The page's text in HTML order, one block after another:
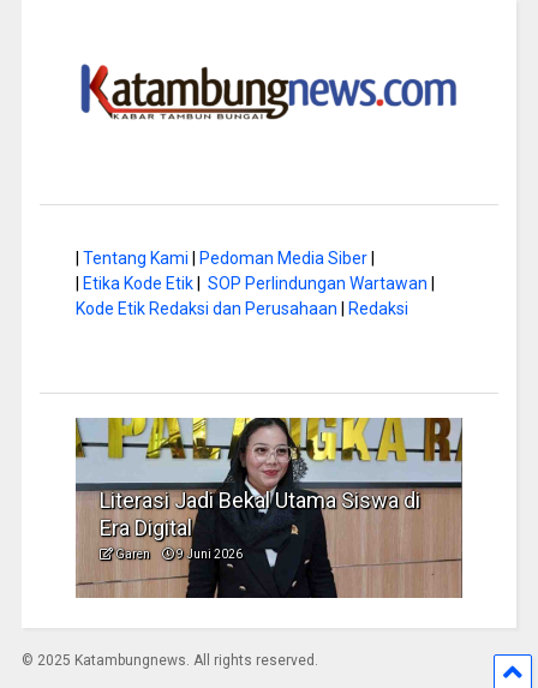
Tentang Kami Pedoman Media Siber|
Etika Kode Etik| SOP Perlindungan Wartawan
Kode Etik Redaksi dan Perusahaan
Redaksi
Literasi Jadi Bekal Utama Siswa di
Era Digital
Garen 9 Juni 2026
© 2025 Katambungnews. All rights reserved.